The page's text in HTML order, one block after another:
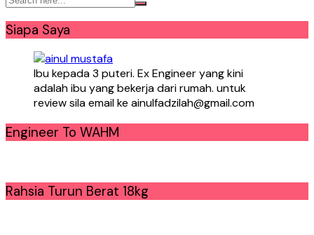
Siapa Saya
Ibu kepada 3 puteri. Ex Engineer yang kini
adalah ibu yang bekerja dari rumah. untuk
review sila email ke ainulfadzilah@gmail.com
Engineer To WAHM
Rahsia Turun Berat 18kg